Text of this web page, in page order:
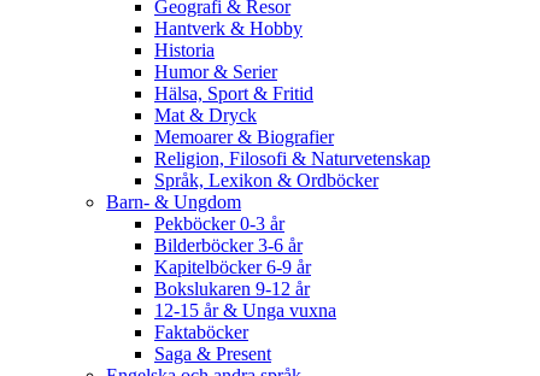
Geografi & Resor
Hantverk & Hobby
Historia
Humor & Serier
Hälsa, Sport & Fritid
Mat & Dryck
Memoarer & Biografier
Religion, Filosofi & Naturvetenskap
Språk, Lexikon & Ordböcker
Barn- & Ungdom
Pekböcker 0-3 år
Bilderböcker 3-6 år
Kapitelböcker 6-9 år
Bokslukaren 9-12 år
12-15 år & Unga vuxna
Faktaböcker
Saga & Present